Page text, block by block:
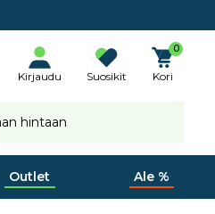
Kirjaudu Suosikit
0
Kori
hintaan
Outlet Ale %